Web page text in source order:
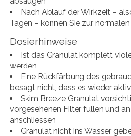
Nach Ablauf der Wirkzeit –
Tagen – können Sie zur
Dosierhinweise
Ist das Granulat komplett
werden
Eine Rückfärbung des
besagt nicht, dass es wieder
Skim Breeze Granulat
vorgesehenen Filter füllen und
anschliessen
Granulat nicht ins Wasser